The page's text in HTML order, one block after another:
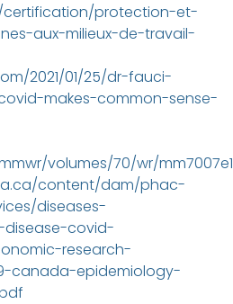
protection-et-
aux-milieux-de-travail-
2021/01/25/dr-fauci-
makes-common-sense-
volumes/70/wr/
content/dam/phac-
diseases-
disease-covid-
research-
canada-epidemiology-